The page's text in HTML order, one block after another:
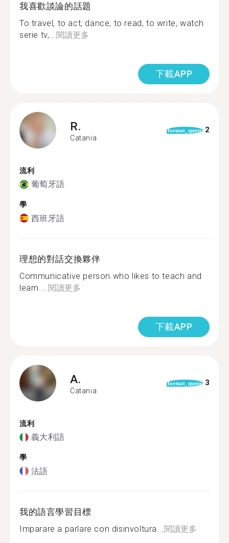
我喜歡談論的話題
To travel, to act, dance, to read, to write, watch
serie tv,... 閱讀更多
下載APP
R.
Catania
format_quote 2
流利
葡萄牙語
學
西班牙語
理想的對話交換夥伴
Communicative person who likes to teach and
learn.... 閱讀更多
下載APP
A.
Catania
format_quote 3
流利
義大利語
學
法語
我的語言學習目標
Imparare a parlare con disinvoltura... 閱讀更多